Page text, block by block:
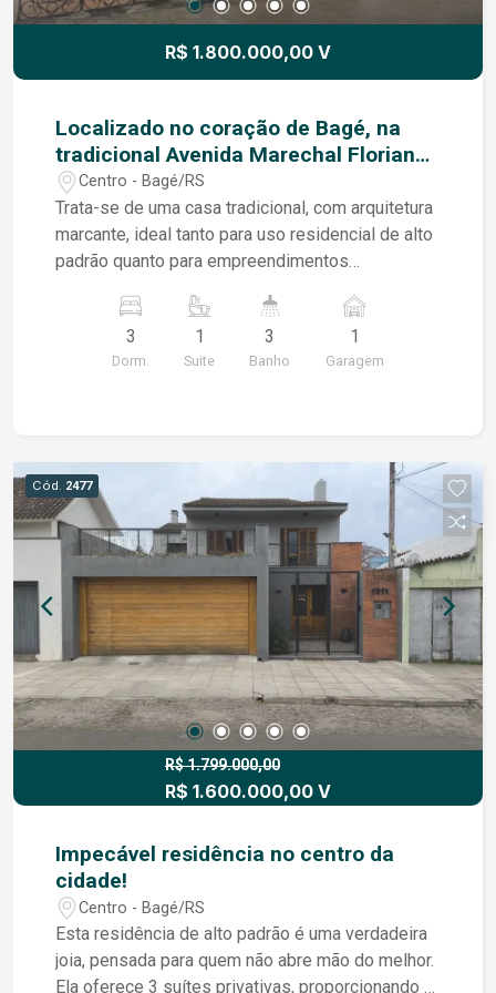
R$ 1.800.000,00 V
Localizado no coração de Bagé, na
tradicional Avenida Marechal Floriano,
este imóvel se destaca pela
combinação de terreno amplo,
construção sólida e excelente estado
de conservação, sendo uma
Centro - Bagé/RS
Trata-se de uma casa tradicional, com arquitetura
marcante, ideal tanto para uso residencial de alto
padrão quanto para empreendimentos
função da metragem e da localização estratégica.
Características do imóvel: Terreno com 760 m²
Área construída de 348 m² Construção tradicional,
fluxo Diferenciais: Localização central
privilegiada Ideal para clínicas, escritórios,
escolas, sedes empresariais ou residência de
alto padrão Terreno amplo, raro na área central da
cidade Imóvel que preserva características
arquitetônicas clássicas Uma oportunidade
exclusiva para quem busca localização, espaço e
versatilidade no ponto mais valorizado de Bagé.
Agende a sua visita!!
3
Dorm.
1
Suite
3
Banho
1
Garagem
Cód. 2477
R$ 1.799.000,00
R$ 1.600.000,00 V
Impecável residência no centro da
cidade!
Centro - Bagé/RS
Esta residência de alto padrão é uma verdadeira
joia, pensada para quem não abre mão do melhor.
Ela oferece 3 suítes privativas, proporcionando o